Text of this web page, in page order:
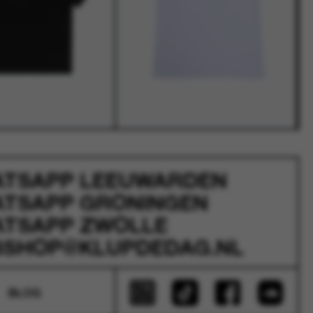
LEEUWARDEN
GRONINGEN
ZWOLLE